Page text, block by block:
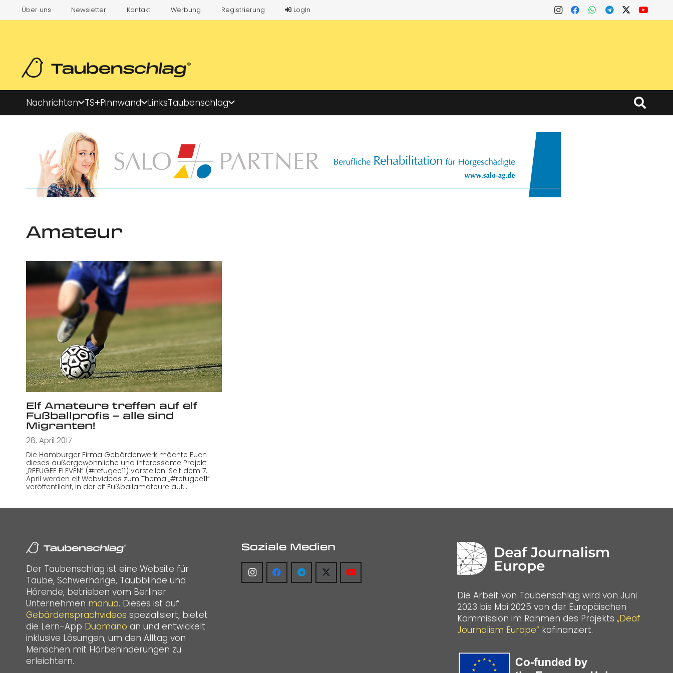
Über uns Newsletter Kontakt Werbung Registrierung LogIn
Nachrichten TS+Pinnwand LinksTaubenschlag
Amateur
Elf Amateure treffen auf elf
Fußballprofis – alle sind
Migranten!
28. April 2017
Die Hamburger Firma Gebärdenwerk möchte Euch
dieses außergewöhnliche und interessante Projekt
„REFUGEE ELEVEN“ (#refugee11) vorstellen: Seit dem 7.
April werden elf Webvideos zum Thema „#refugee11“
veröffentlicht, in der elf Fußballamateure auf…
Der Taubenschlag ist eine Website für
Taube, Schwerhörige, Taubblinde und
Hörende, betrieben vom Berliner
Unternehmen manua. Dieses ist auf
Gebärdensprachvideos spezialisiert, bietet
die Lern-App Duomano an und entwickelt
inklusive Lösungen, um den Alltag von
Menschen mit Hörbehinderungen zu
erleichtern.
Soziale Medien
Die Arbeit von Taubenschlag wird von Juni
2023 bis Mai 2025 von der Europäischen
Kommission im Rahmen des Projekts „Deaf
Journalism Europe“ kofinanziert.